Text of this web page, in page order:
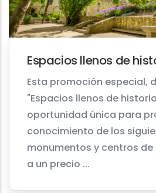
Espacios llenos de
Esta promoción especial,
"Espacios llenos de
oportunidad única para
conocimiento de los
monumentos y centros
a un precio ...